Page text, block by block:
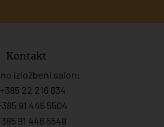
Kontakt
izložbeni salon:
+385 22 216 634
91 446 5504
91 446 5548